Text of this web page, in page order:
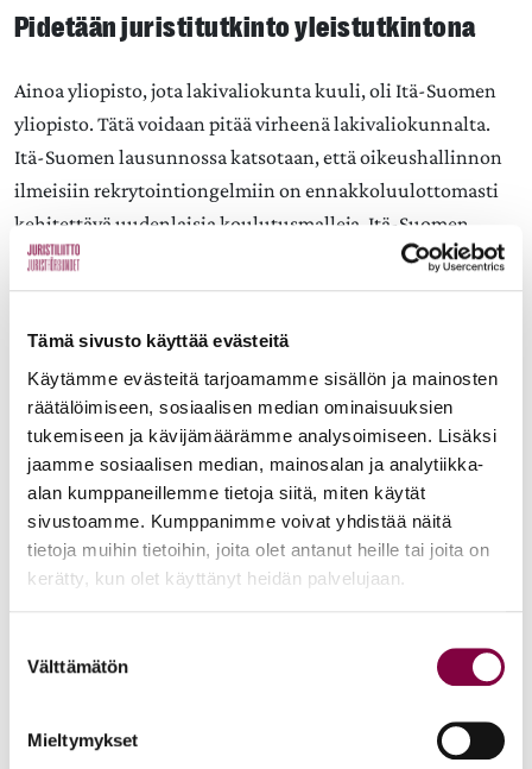
Tämä sivusto käyttää evästeitä
Käytämme evästeitä tarjoamamme sisällön ja mainosten
räätälöimiseen, sosiaalisen median ominaisuuksien
tukemiseen ja kävijämäärämme analysoimiseen. Lisäksi
jaamme sosiaalisen median, mainosalan ja analytiikka-
alan kumppaneillemme tietoja siitä, miten käytät
sivustoamme. Kumppanimme voivat yhdistää näitä
tietoja muihin tietoihin, joita olet antanut heille tai joita on
kerätty, kun olet käyttänyt heidän palvelujaan.
valinta
Välttämätön
Mieltymykset
Pidetään juristitutkinto yleistutkintona
Ainoa yliopisto, jota lakivaliokunta kuuli, oli Itä-Suomen
yliopisto. Tätä voidaan pitää virheenä lakivaliokunnalta.
Itä-Suomen lausunnossa katsotaan, että oikeushallinnon
ilmeisiin rekrytointiongelmiin on ennakkoluulottomasti
kehitettävä uudenlaisia koulutusmalleja. Itä-Suomen
yliopisto toi esiin seuraavia keinoja: 1) oikeushallinnon
urapolkuja tukevat trainee-ohjelmat, 2) aloituspaikkojen
muokkaaminen (täydennyskoulutus).
Huolestuttavaa on se, että Itä-Suomen ylipisto näyttää
olevan valmis kouluttamaan suuren määrän juristeja ilman
huolen häivää työllisyysnäkymistä. Vähintään yhtä
huolestuttava on akateemisen rehtorin Tapio Määtän
esittämä ajatus, että yliopistolain (558/2009) 37.4 § tulisi
kumota, jotta aito muuntokoulutus mahdollistettaisiin.
Pykälässä säädetään, että otettaessa opiskelija pelkästään
OTM-tutkintoon johtaviin opintoihin ainoa soveltuva
vastaava ulkomainen koulutus).